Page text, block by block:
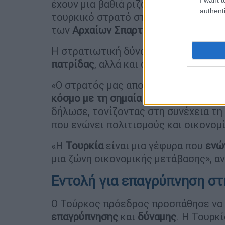
έχουν μια βαθιά ριζωμένη ιστορία
τουρκικό στρατό στους
των Αρχαίων Σπαρτιατών
Η στρατιωτική δύναμη της Τουρκίας
πατρίδας, αλλά και ως σύμβολο
«Ο στρατός μας αποτελεί την πηγή
κόσμο με τη σημαία και την ημισέληνο
δήλωσε, τονίζοντας στη συνέχεια
που ενώνει πολιτισμούς και
«Η Τουρκίαείναι μια γέφυρα που
μια ζώνη οικονομικής μετάβασης»,
Εντολή για επαγρύπνηση
Ο Τούρκος πρόεδρος προσπάθησε να
επαγρύπνησης και δύναμης. Η